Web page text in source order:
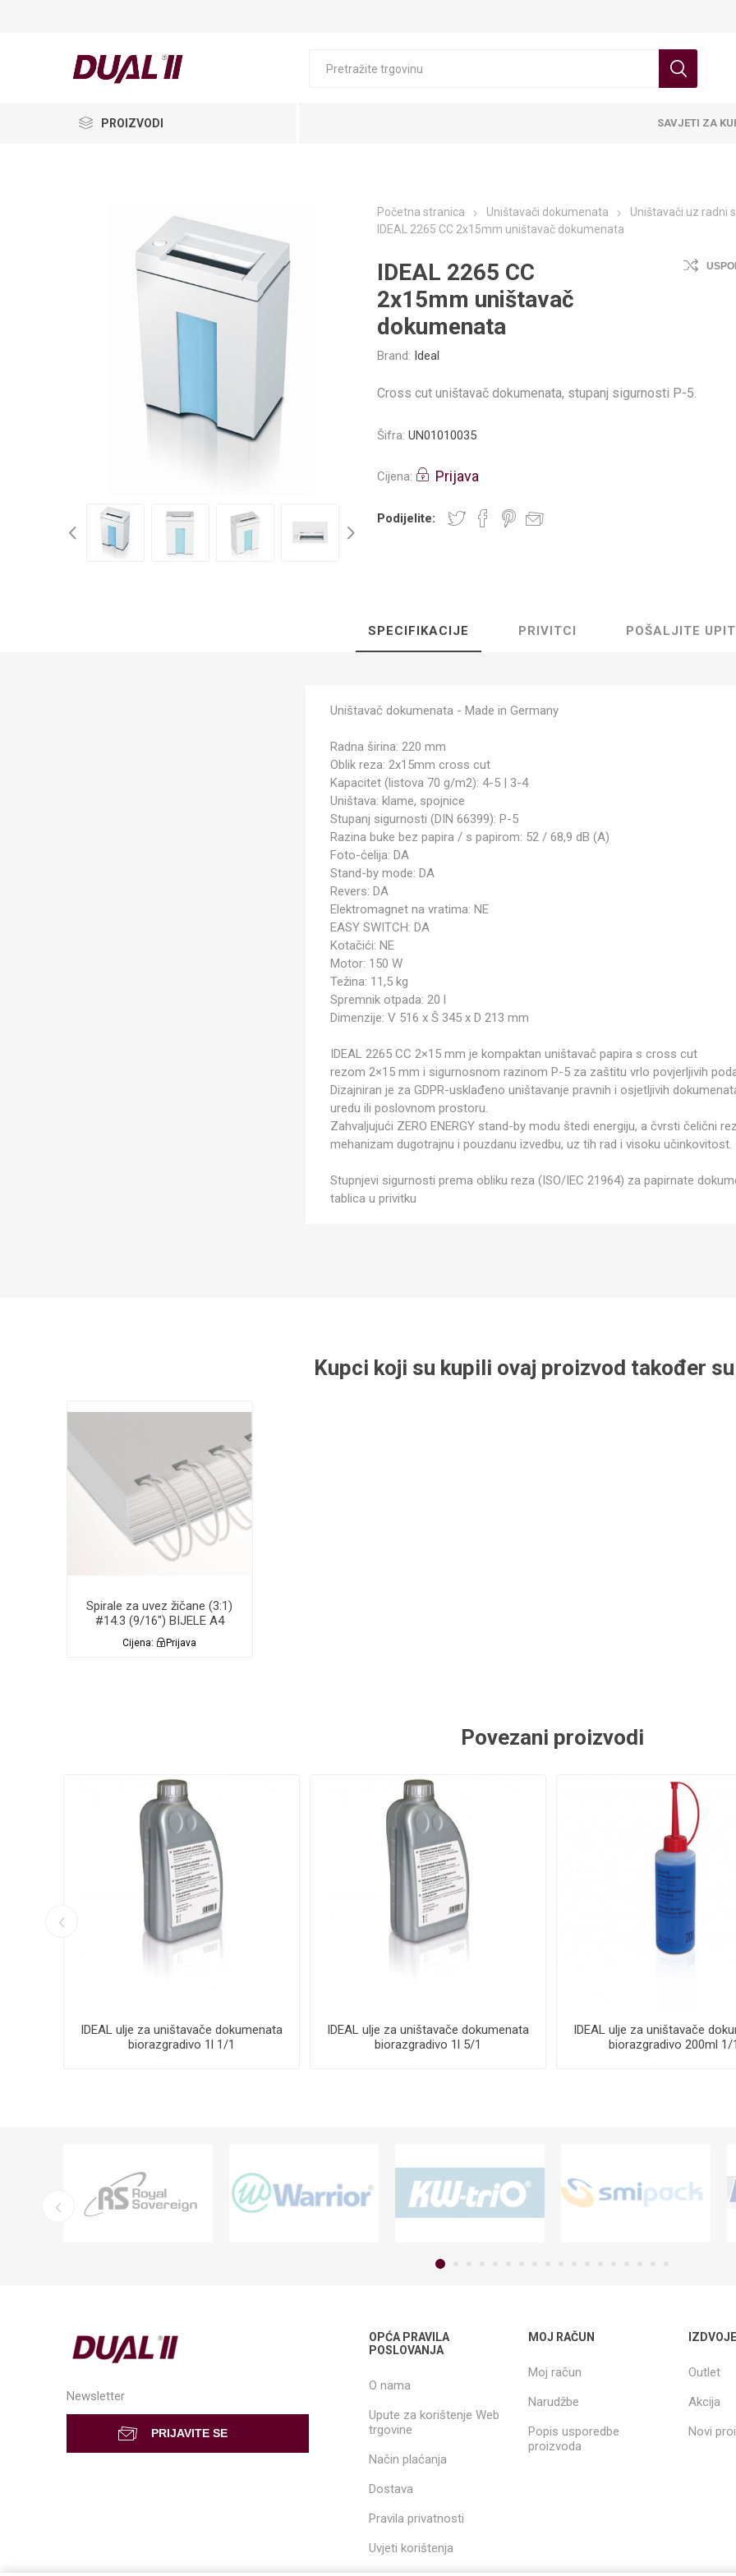
PROIZVODI SAVJETI ZA
Početna stranica Uništavači dokumenata
Uništavači uz radni
IDEAL 2265 CC 2x15mm uništavač dokumenata
IDEAL 2265 CC
2x15mm uništavač
dokumenata
Brand: Ideal
Cross cut uništavač dokumenata, stupanj sigurnosti P-5.
Šifra: UN01010035
Cijena: Prijava
Podijelite:
SPECIFIKACIJE PRIVITCI POŠALJITE UPIT
Uništavač dokumenata - Made in Germany
Radna širina: 220 mm
Oblik reza: 2x15mm cross cut
Kapacitet (listova 70 g/m2): 4-5 | 3-4
Uništava: klame, spojnice
Stupanj sigurnosti (DIN 66399): P-5
Razina buke bez papira / s papirom: 52 / 68,9 dB (A)
Foto-ćelija: DA
Stand-by mode: DA
Revers: DA
Elektromagnet na vratima: NE
EASY SWITCH: DA
Kotačići: NE
Motor: 150 W
Težina: 11,5 kg
Spremnik otpada: 20 l
Dimenzije: V 516 x Š 345 x D 213 mm
IDEAL 2265 CC 2×15 mm je kompaktan uništavač papira s cross cut
rezom 2×15 mm i sigurnosnom razinom P-5 za zaštitu vrlo povjerljivih
Dizajniran je za GDPR-usklađeno uništavanje pravnih i osjetljivih
uredu ili poslovnom prostoru.
Zahvaljujući ZERO ENERGY stand-by modu štedi energiju, a čvrsti čelični
mehanizam dugotrajnu i pouzdanu izvedbu, uz tih rad i visoku učinkovitost.
Stupnjevi sigurnosti prema obliku reza (ISO/IEC 21964) za papirnate
tablica u privitku
Kupci koji su kupili ovaj proizvod također
Spirale za uvez žičane (3:1)
#14.3 (9/16") BIJELE A4
50/1 Renz
Cijena: Prijava
Povezani proizvodi
IDEAL ulje za uništavače dokumenata
biorazgradivo 1l 1/1
IDEAL ulje za uništavače dokumenata
biorazgradivo 1l 5/1
IDEAL ulje za uništavače
biorazgradivo 200ml 1/1
Newsletter
OPĆA PRAVILA
POSLOVANJA
O nama
Upute za korištenje Web
trgovine
Način plaćanja
Dostava
Pravila privatnosti
Uvjeti korištenja
MOJ RAČUN
Moj račun
Narudžbe
Popis usporedbe
proizvoda
Outlet
Akcija
Novi